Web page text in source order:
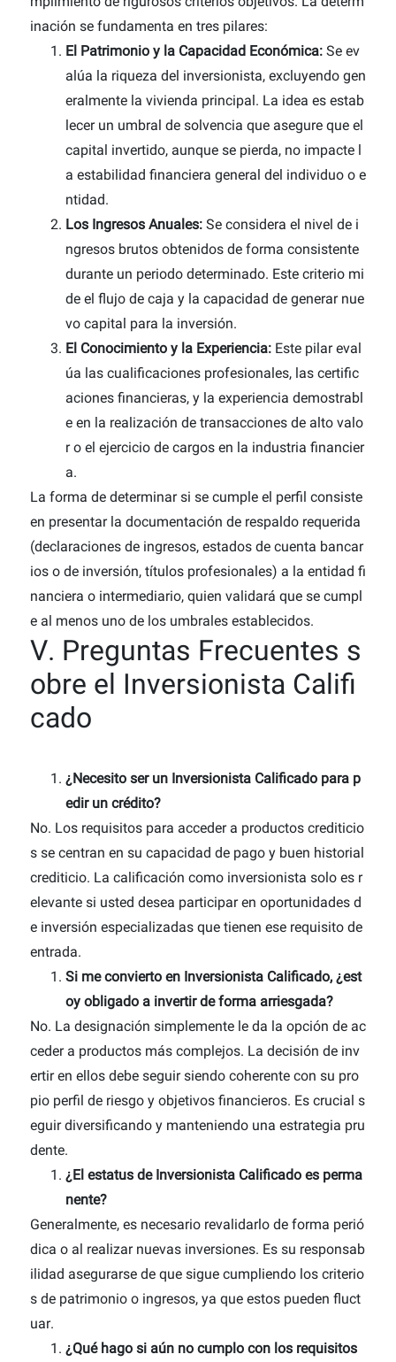
inación se fundamenta en tres pilares:
El Patrimonio y la Capacidad Económica: Se ev
alúa la riqueza del inversionista, excluyendo gen
eralmente la vivienda principal. La idea es estab
lecer un umbral de solvencia que asegure que el
capital invertido, aunque se pierda, no impacte l
a estabilidad financiera general del individuo o e
ntidad.
Los Ingresos Anuales: Se considera el nivel de i
ngresos brutos obtenidos de forma consistente
durante un periodo determinado. Este criterio mi
de el flujo de caja y la capacidad de generar nue
vo capital para la inversión.
El Conocimiento y la Experiencia: Este pilar eval
úa las cualificaciones profesionales, las certific
aciones financieras, y la experiencia demostrabl
e en la realización de transacciones de alto valo
r o el ejercicio de cargos en la industria financier
a.
La forma de determinar si se cumple el perfil consiste
en presentar la documentación de respaldo requerida
(declaraciones de ingresos, estados de cuenta bancar
ios o de inversión, títulos profesionales) a la entidad fi
nanciera o intermediario, quien validará que se cumpl
e al menos uno de los umbrales establecidos.
V. Preguntas Frecuentes s
obre el Inversionista Califi
cado
¿Necesito ser un Inversionista Calificado para p
edir un crédito?
No. Los requisitos para acceder a productos crediticio
s se centran en su capacidad de pago y buen historial
crediticio. La calificación como inversionista solo es r
elevante si usted desea participar en oportunidades d
e inversión especializadas que tienen ese requisito de
entrada.
Si me convierto en Inversionista Calificado, ¿est
oy obligado a invertir de forma arriesgada?
No. La designación simplemente le da la opción de ac
ceder a productos más complejos. La decisión de inv
ertir en ellos debe seguir siendo coherente con su pro
pio perfil de riesgo y objetivos financieros. Es crucial s
eguir diversificando y manteniendo una estrategia pru
dente.
¿El estatus de Inversionista Calificado es perma
nente?
Generalmente, es necesario revalidarlo de forma perió
dica o al realizar nuevas inversiones. Es su responsab
ilidad asegurarse de que sigue cumpliendo los criterio
s de patrimonio o ingresos, ya que estos pueden fluct
uar.
¿Qué hago si aún no cumplo con los requisitos